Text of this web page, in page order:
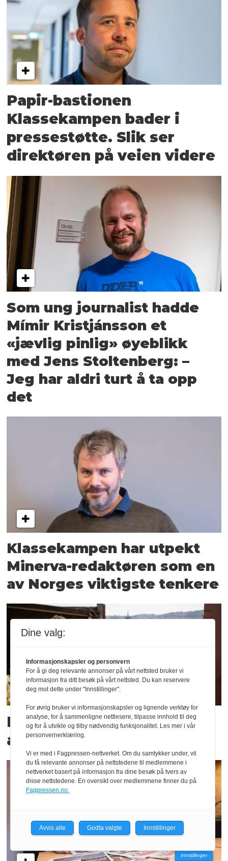
Papir-bastionen
Klassekampen bader i
pressestøtte. Slik ser
direktøren på veien videre
Som ung journalist hadde
Mímir Kristjánsson et
«jævlig pinlig» øyeblikk
med Jens Stoltenberg: –
Jeg har aldri turt å ta opp
det
Klassekampen har utpekt
Minerva-redaktøren som en
av Norges viktigste tenkere
Fikk mest pressestøtte av
alle - går fortsatt i minus
Innstillinger
Dine valg:
Informasjonskapsler og personvern
For å gi deg relevante annonser på vårt nettsted bruker vi
informasjon fra ditt besøk på vårt nettsted. Du kan reservere
deg mot dette under "Innstillinger".
For øvrig bruker vi informasjonskapsler og lignende verktøy for
analyse, for å sammenligne nettlesere, tilpasse innhold til deg
og for å utvikle og tilby nødvendig funksjonalitet. Les mer i vår
personvernerklæring.
Vi er med i Fagpressen-nettverket. Om du samtykker under, vil
du få relevante annonser på nettstedene til medlemmene i
nettverket basert på informasjon fra dine besøk på tvers av
disse nettstedene. En oversikt over medlemmene finner du på
Fagpressen.no.
Avvis alle Godta valgte Innstillinger